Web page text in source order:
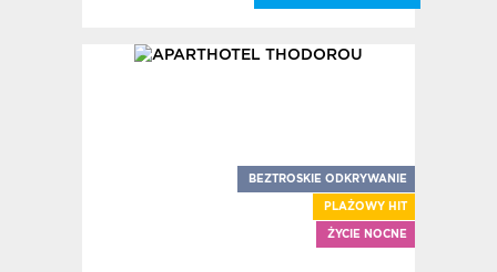
BEZTROSKIE ODKRYWANIE
PLAŻOWY HIT
ŻYCIE NOCNE